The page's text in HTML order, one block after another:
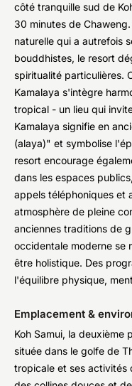
côté tranquille sud de
30 minutes de
naturelle qui a autrefois
bouddhistes, le resort
spiritualité particulières.
Kamalaya s'intègre
tropical - un lieu qui
Kamalaya signifie en
(alaya)" et symbolise
resort encourage
dans les espaces
appels téléphoniques et
atmosphère de pleine
anciennes traditions de
occidentale moderne se
être holistique. Des
l'équilibre physique,
Emplacement &
Koh Samui, la deuxième
située dans le golfe de
tropicale et ses activités